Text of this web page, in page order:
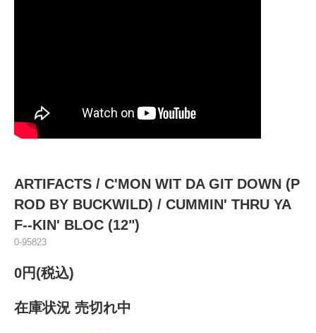
ARTIFACTS / C'MON WIT DA GIT DOWN (P
ROD BY BUCKWILD) / CUMMIN' THRU YA
F--KIN' BLOC (12")
0-95823
0円(税込)
在庫状況 売切れ中